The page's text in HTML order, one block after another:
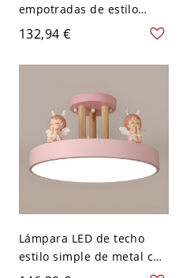
empotradas de estilo
infantil con forma
redonda - 110 A 120 V
Blanco Azul claro-blanco
132,94 €
Lámpara LED de techo
estilo simple de metal con
diseño encantador para